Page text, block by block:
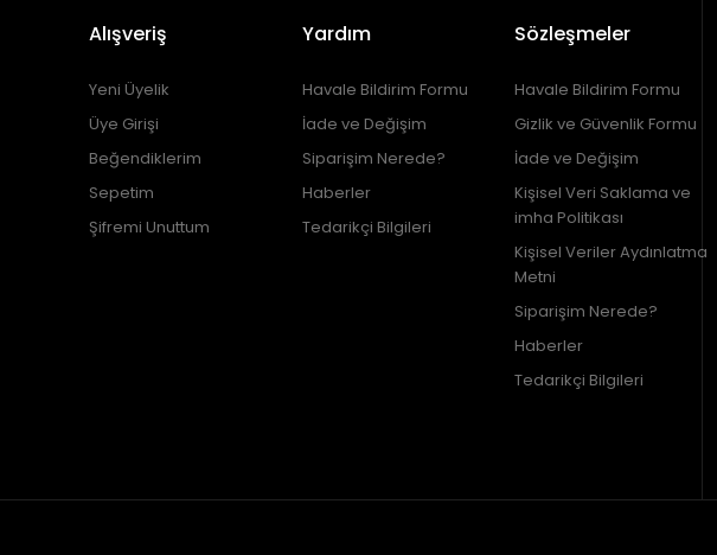
Alışveriş
Yeni Üyelik
Üye Girişi
Beğendiklerim
Sepetim
Şifremi Unuttum
Yardım
Havale Bildirim Formu
İade ve Değişim
Siparişim Nerede?
Haberler
Tedarikçi Bilgileri
Sözleşmeler
Havale Bildirim Formu
Gizlik ve Güvenlik Formu
İade ve Değişim
Kişisel Veri Saklama ve
imha Politikası
Kişisel Veriler Aydınlatma
Metni
Siparişim Nerede?
Haberler
Tedarikçi Bilgileri